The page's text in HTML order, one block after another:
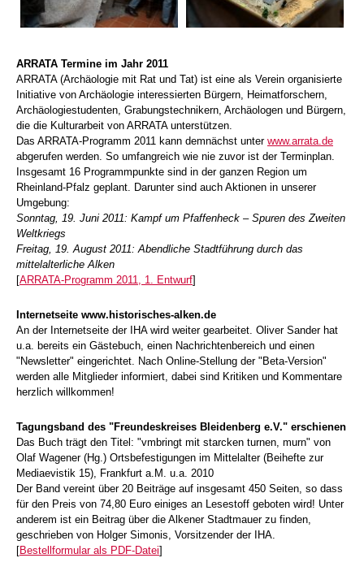
ARRATA Termine im Jahr 2011
ARRATA (Archäologie mit Rat und Tat) ist eine als Verein organisierte
Initiative von Archäologie interessierten Bürgern, Heimatforschern,
Archäologiestudenten, Grabungstechnikern, Archäologen und Bürgern,
die die Kulturarbeit von ARRATA unterstützen.
Das ARRATA-Programm 2011 kann demnächst unter www.arrata.de
abgerufen werden. So umfangreich wie nie zuvor ist der Terminplan.
Insgesamt 16 Programmpunkte sind in der ganzen Region um
Rheinland-Pfalz geplant. Darunter sind auch Aktionen in unserer
Umgebung:
Sonntag, 19. Juni 2011: Kampf um Pfaffenheck – Spuren des Zweiten
Weltkriegs
Freitag, 19. August 2011: Abendliche Stadtführung durch das
mittelalterliche Alken
[ARRATA-Programm 2011, 1. Entwurf]
Internetseite www.historisches-alken.de
An der Internetseite der IHA wird weiter gearbeitet. Oliver Sander hat
u.a. bereits ein Gästebuch, einen Nachrichtenbereich und einen
"Newsletter" eingerichtet. Nach Online-Stellung der "Beta-Version"
werden alle Mitglieder informiert, dabei sind Kritiken und Kommentare
herzlich willkommen!
Tagungsband des "Freundeskreises Bleidenberg e.V." erschienen
Das Buch trägt den Titel: "vmbringt mit starcken turnen, murn" von
Olaf Wagener (Hg.) Ortsbefestigungen im Mittelalter (Beihefte zur
Mediaevistik 15), Frankfurt a.M. u.a. 2010
Der Band vereint über 20 Beiträge auf insgesamt 450 Seiten, so dass
für den Preis von 74,80 Euro einiges an Lesestoff geboten wird! Unter
anderem ist ein Beitrag über die Alkener Stadtmauer zu finden,
geschrieben von Holger Simonis, Vorsitzender der IHA.
[Bestellformular als PDF-Datei]